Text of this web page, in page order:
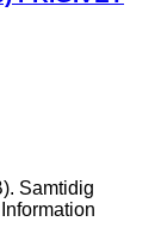
Samtidig